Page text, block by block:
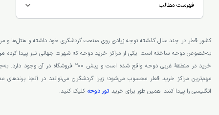
فهرست مطالب
کشور قطر در چند سال گذشته توجه زیادی روی صنعت گردشگری خود داشته و هتل‌ها و
به‌خصوص دوحه ساخته است. یکی از مراکز خرید دوحه که شهرت جهانی نیز پیدا کرده
خرید در منطقۀ غربی دوحه واقع شده است و پیش 200 فروشگاه در آن وجود دارد. به‌جرعت می‌توان گفت
مهم‌ترین مراکز خرید قطر محسوب می‌شود؛ زیرا گردشگران می‌توانند در آنجا برندهای
انگلیسی را پیدا کنند. همین طور برای خرید تور دوحه کلیک کنید.